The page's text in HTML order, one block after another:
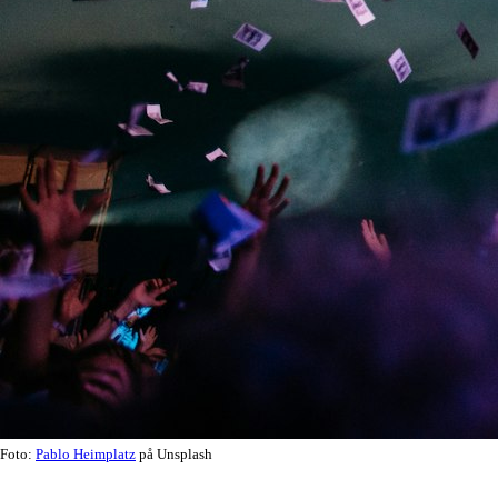
Foto: Pablo Heimplatz på Unsplash